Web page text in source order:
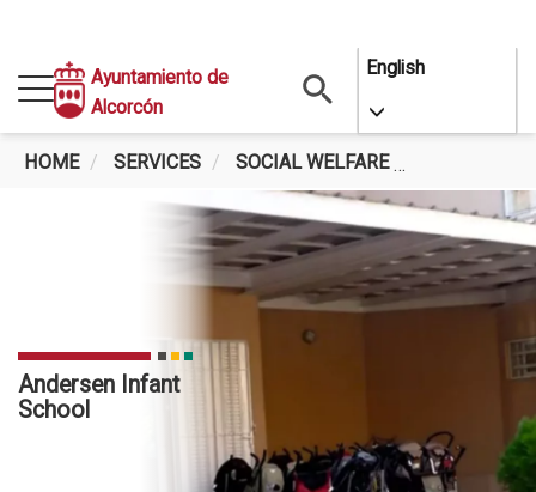
to
content
Ayuntamiento de
Alcorcón
English
Toggle
HOME SERVICES SOCIAL WELFARE
Andersen Infant
School